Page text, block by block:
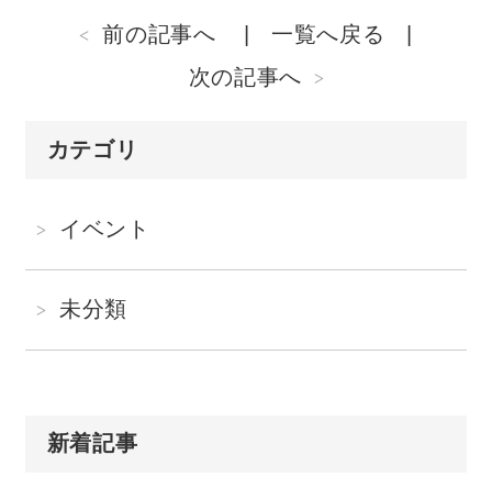
前の記事へ
一覧へ戻る
次の記事へ
カテゴリ
イベント
未分類
新着記事